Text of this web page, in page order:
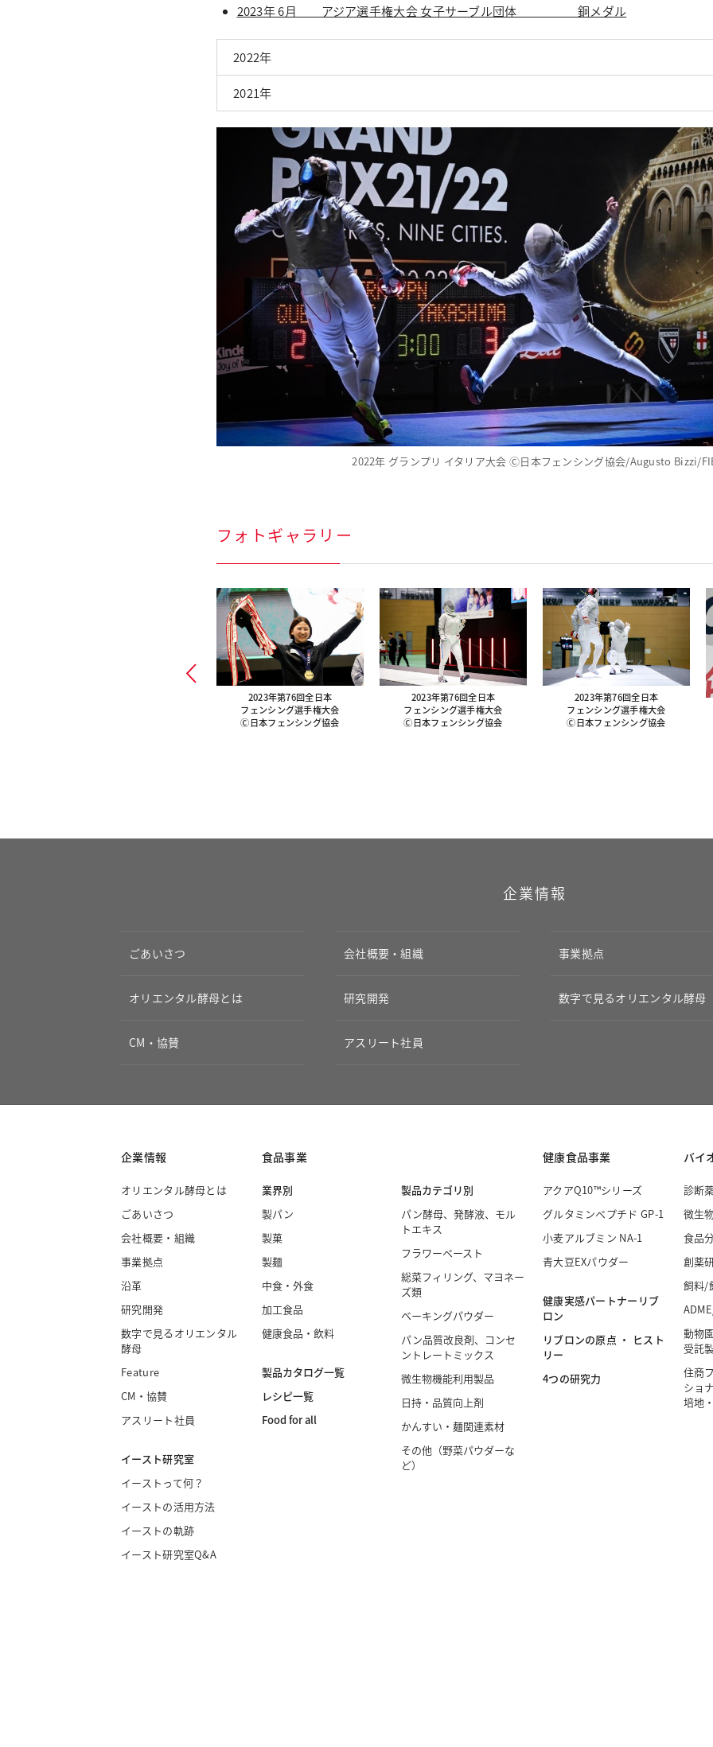
2023年 6月 アジア選手権大会 女子サーブル団体 銅メダル
2022年
2021年
2022年 グランプリ イタリア大会 Ⓒ日本フェンシング協会/Augusto Bizzi/
フォトギャラリー
2023年第76回全日本
フェンシング選手権大会
Ⓒ日本フェンシング協会
2023年第76回全日本
フェンシング選手権大会
Ⓒ日本フェンシング協会
2023年第76回全日本
フェンシング選手権大会
Ⓒ日本フェンシング協会
企業情報
ごあいさつ 会社概要・組織 事業拠点
オリエンタル酵母とは 研究開発 数字で見るオリエンタル酵母
CM・協賛 アスリート社員
企業情報
オリエンタル酵母とは
ごあいさつ
会社概要・組織
事業拠点
沿革
研究開発
数字で見るオリエンタル
酵母
Feature
CM・協賛
アスリート社員
イースト研究室
イーストって何？
イーストの活用方法
イーストの軌跡
イースト研究室Q&A
食品事業
業界別
製パン
製菓
製麺
中食・外食
加工食品
健康食品・飲料
製品カタログ一覧
レシピ一覧
Food for all
製品カテゴリ別
パン酵母、発酵液、モル
トエキス
フラワーペースト
総菜フィリング、マヨネー
ズ類
ベーキングパウダー
パン品質改良剤、コンセ
ントレートミックス
微生物機能利用製品
日持・品質向上剤
かんすい・麺関連素材
その他（野菜パウダーな
ど）
健康食品事業
アクアQ10™シリーズ
グルタミンペプチド GP-1
小麦アルブミン NA-1
青大豆EXパウダー
健康実感パートナーリブ
ロン
リブロンの原点 ・ ヒスト
リー
4つの研究力
バイ
診断
微生
食品
創薬
飼料/
動物
受託
住商
ショ
培地